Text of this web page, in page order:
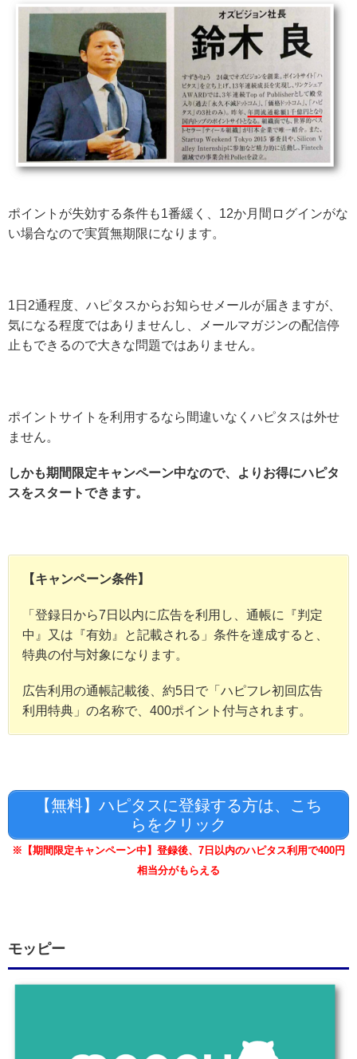
ポイントが失効する条件も1番緩く、12か月間ログインがな
い場合なので実質無期限になります。
1日2通程度、ハピタスからお知らせメールが届きますが、
気になる程度ではありませんし、メールマガジンの配信停
止もできるので大きな問題ではありません。
ポイントサイトを利用するなら間違いなくハピタスは外せ
ません。
しかも期間限定キャンペーン中なので、よりお得にハピタ
スをスタートできます。
【キャンペーン条件】
「登録日から7日以内に広告を利用し、通帳に『判定
中』又は『有効』と記載される」条件を達成すると、
特典の付与対象になります。
広告利用の通帳記載後、約5日で「ハピフレ初回広告
利用特典」の名称で、400ポイント付与されます。
【無料】ハピタスに登録する方は、こち
らをクリック
※【期間限定キャンペーン中】登録後、7日以内のハピタス利用で400円
相当分がもらえる
モッピー